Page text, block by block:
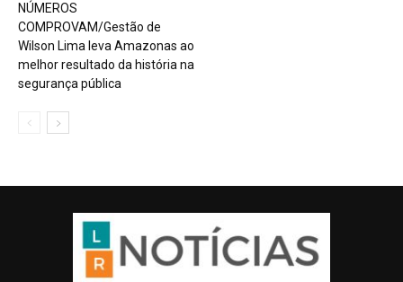
NÚMEROS
COMPROVAM/Gestão de
Wilson Lima leva Amazonas ao
melhor resultado da história na
segurança pública